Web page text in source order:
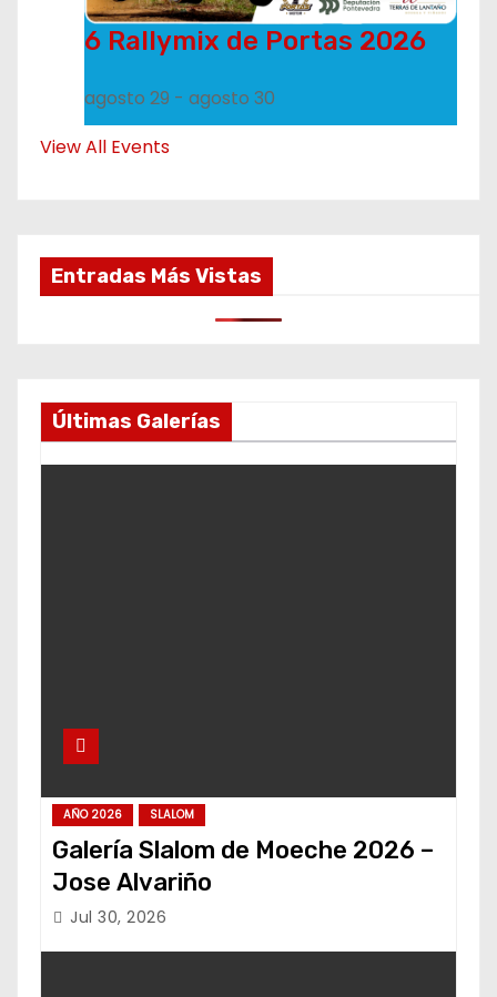
6 Rallymix de Portas 2026
agosto 29 - agosto 30
View All Events
Entradas Más Vistas
Últimas Galerías
AÑO 2026 SLALOM
Galería Slalom de Moeche 2026 –
Jose Alvariño
Jul 30, 2026